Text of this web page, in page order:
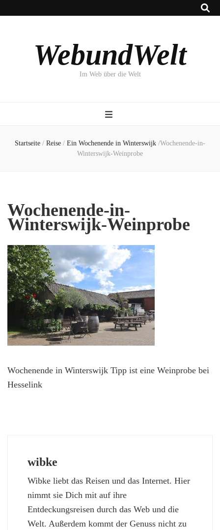
WebundWelt
Im Web über die Welt
Startseite / Reise / Ein Wochenende in Winterswijk /Wochenende-in-
Winterswijk-Weinprobe
Wochenende-in-
Winterswijk-Weinprobe
Wochenende in Winterswijk Tipp ist eine Weinprobe bei
Hesselink
wibke
Wibke liebt das Reisen und das Internet. Hier
nimmt sie Dich mit auf ihre
Entdeckungsreisen durch das Web und die
Welt. Außerdem kommt der Genuss nicht zu